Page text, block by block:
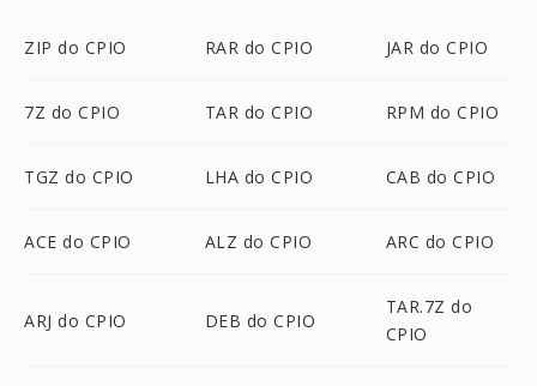
ZIP do CPIO RAR do CPIO JAR do CPIO
7Z do CPIO TAR do CPIO RPM do CPIO
TGZ do CPIO LHA do CPIO CAB do CPIO
ACE do CPIO ALZ do CPIO ARC do CPIO
ARJ do CPIO DEB do CPIO
TAR.7Z do
CPIO